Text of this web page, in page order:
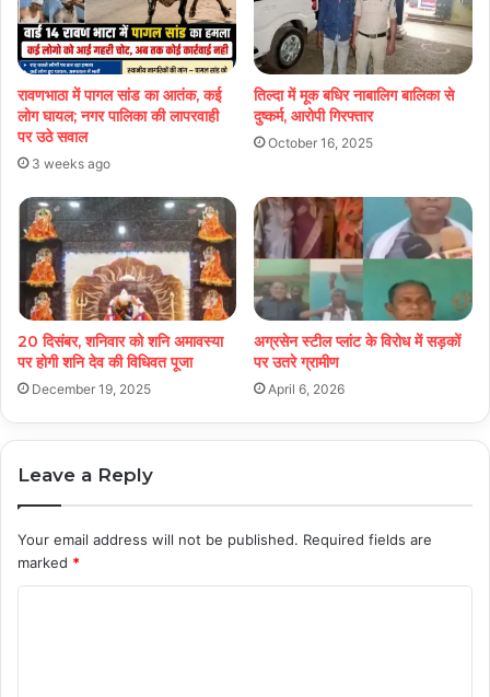
रावणभाठा में पागल सांड का आतंक, कई
लोग घायल; नगर पालिका की लापरवाही
पर उठे सवाल
3 weeks ago
तिल्दा में मूक बधिर नाबालिग बालिका से
दुष्कर्म, आरोपी गिरफ्तार
October 16, 2025
20 दिसंबर, शनिवार को शनि अमावस्या
पर होगी शनि देव की विधिवत पूजा
December 19, 2025
अग्रसेन स्टील प्लांट के विरोध में सड़कों
पर उतरे ग्रामीण
April 6, 2026
Leave a Reply
Your email address will not be published. Required fields are
marked *